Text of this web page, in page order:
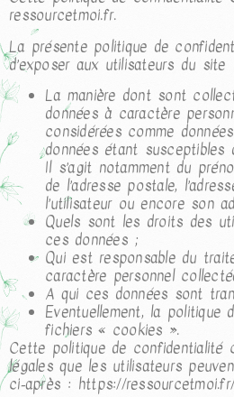
ressourcetmoi.fr.
La présente politique de
d’exposer aux utilisateurs du site
La manière dont sont
données à caractère
considérées comme
données étant susceptibles
Il s’agit notamment du
de l’adresse postale,
l’utilisateur ou encore son
Quels sont les droits des
ces données ;
Qui est responsable du
caractère personnel
A qui ces données sont
Eventuellement, la politique
fichiers « cookies ».
Cette politique de confidentialité
légales que les utilisateurs
ci-après : https://ressourcetmoi.fr/